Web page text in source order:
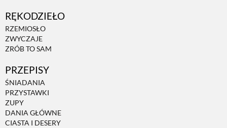
RĘKODZIEŁO
RZEMIOSŁO
ZWYCZAJE
ZRÓB TO SAM
PRZEPISY
ŚNIADANIA
PRZYSTAWKI
ZUPY
DANIA GŁÓWNE
CIASTA I DESERY